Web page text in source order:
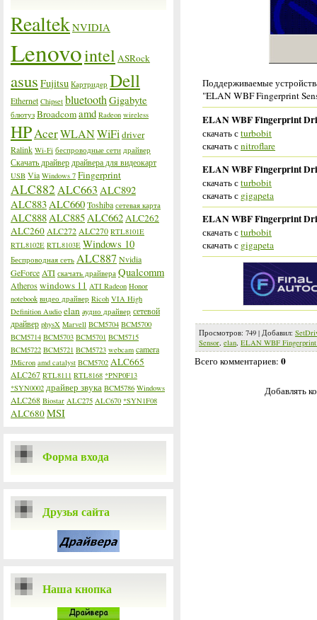
RealtekNVIDIA
Lenovointel ASRock
asus Fujitsu Картридер Dell
Ethernet Chipset bluetooth Gigabyte
блютуз Broadcomamd Radeon wireless
HPAcerWLANWiFi driver
Ralink Wi-Fi беспроводные сети драйвер
Скачать драйвер драйвера для видеокарт
USB Via Windows 7 Fingerprint
ALC882 ALC663 ALC892
ALC883ALC660Toshiba сетевая карта
ALC888ALC885ALC662ALC262
ALC260 ALC272 ALC270 RTL8101E
RTL8102E RTL8103E Windows 10
Беспроводная сеть ALC887 Nvidia
GeForce ATI скачать драйвера Qualcomm
Atheroswindows 11 ATI Radeon Honor
notebook видео драйвер Ricoh VIA High
Definition Audio elan аудио драйвер сетевой
драйвер physX Marvell BCM5704 BCM5700
BCM5714 BCM5703 BCM5701 BCM5715
BCM5722 BCM5721 BCM5723 webcam camera
JMicron amd catalyst BCM5702 ALC665
ALC267 RTL8111 RTL8168 *PNP0F13
*SYN0002 драйвер звука BCM5786 Windows
ALC268 Biostar ALC275 ALC670 *SYN1F08
ALC680MSI
Форма входа
Друзья сайта
Наша кнопка
Поддерживаемые
"ELAN WBF Fingerprint
ELAN WBF Fingerprint
скачать сturbobit
скачать сnitroflare
ELAN WBF Fingerprint
скачать сturbobit
скачать с gigapeta
ELAN WBF Fingerprint
скачать сturbobit
скачать с gigapeta
Просмотров: 749 | Добавил:
Sensor, elan, ELAN WBF
Всего комментариев: 0
Добавлять